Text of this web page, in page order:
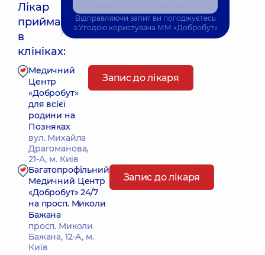
Лікар
приймає
в
клініках:
Найближчий час прийому: 12.08.2026 8:00
Медичний
Центр
«Добробут»
для всієї
родини на
Позняках
вул. Михайла
Драгоманова,
21-А, м. Київ
Запис до лікаря
Багатопрофільний
Медичний Центр
«Добробут» 24/7
на просп. Миколи
Бажана
просп. Миколи
Бажана, 12-А, м.
Київ
Запис до лікаря
Відправляючи запит ви погоджуєтесь
з Угодою користувача ММ «Добробут»